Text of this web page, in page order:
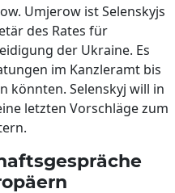
Umjerow ist Selenskyjs
des Rates für
der Ukraine. Es
im Kanzleramt bis
könnten. Selenskyj will in
letzten Vorschläge zum